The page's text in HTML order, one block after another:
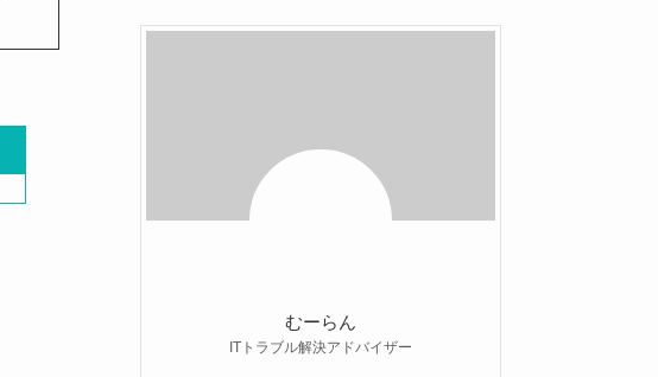
むーらん
ITトラブル解決アドバイザー